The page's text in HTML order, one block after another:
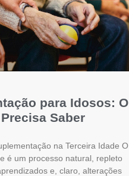
para Idosos: O
Saber
na Terceira Idade O
é um processo natural, repleto
e, claro, alterações